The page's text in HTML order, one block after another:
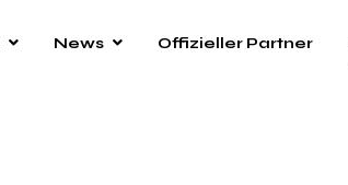
News Offizieller Partner